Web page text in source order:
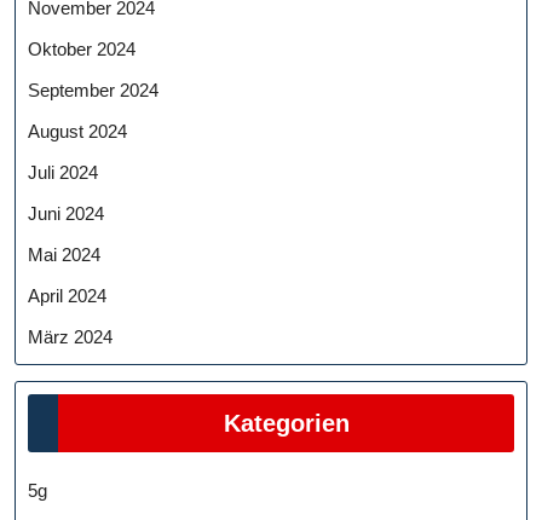
November 2024
Oktober 2024
September 2024
August 2024
Juli 2024
Juni 2024
Mai 2024
April 2024
März 2024
Kategorien
5g